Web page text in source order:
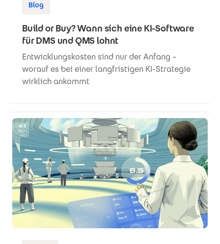
Blog
Build or Buy? Wann sich eine KI-Software
für DMS und QMS lohnt
Entwicklungskosten sind nur der Anfang –
worauf es bei einer langfristigen KI-Strategie
wirklich ankommt